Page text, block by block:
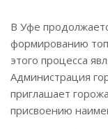
В Уфе
формированию
этого процесса
Администрация
приглашает
присвоению